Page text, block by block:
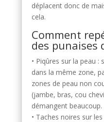
déplacent donc de
cela.
Comment
des punaises
• Piqûres sur la peau
dans la même zone,
zones de peau non
(jambe, bras, cou
démangent beaucoup.
• Taches noires sur